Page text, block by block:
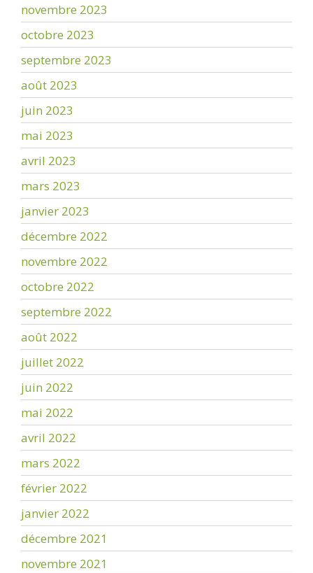
novembre 2023
octobre 2023
septembre 2023
août 2023
juin 2023
mai 2023
avril 2023
mars 2023
janvier 2023
décembre 2022
novembre 2022
octobre 2022
septembre 2022
août 2022
juillet 2022
juin 2022
mai 2022
avril 2022
mars 2022
février 2022
janvier 2022
décembre 2021
novembre 2021